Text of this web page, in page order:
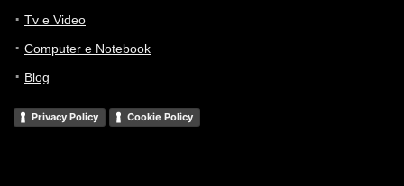
Tv e Video
Computer e Notebook
Blog
Privacy Policy Cookie Policy